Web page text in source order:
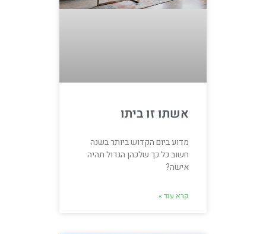
אשתו זו ביתו
מדוע ביום הקדוש ביותר בשנה
חשוב כל כך שלכהן הגדול תהיה
אישה?
קרא עוד »